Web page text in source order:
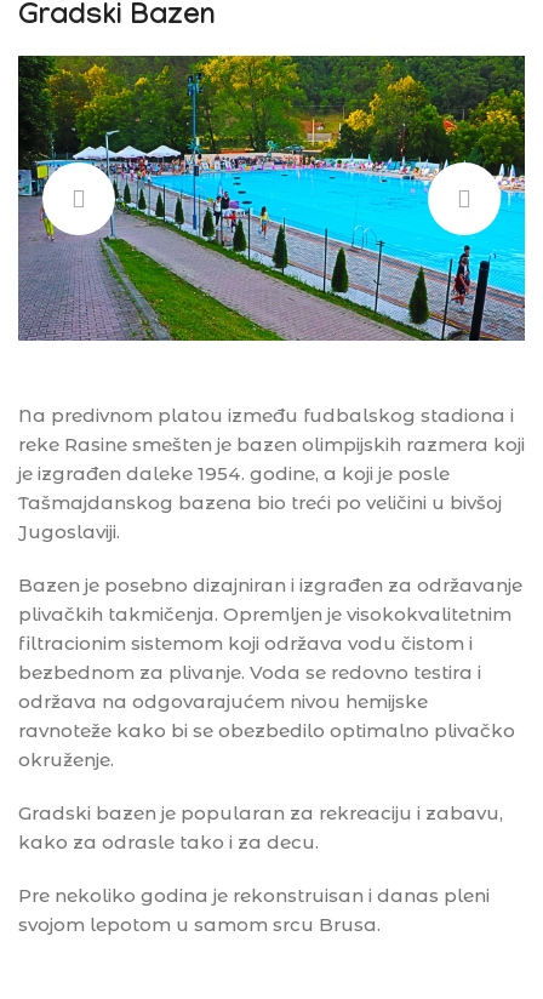
Gradski Bazen
Na predivnom platou između fudbalskog stadiona i
reke Rasine smešten je bazen olimpijskih razmera koji
je izgrađen daleke 1954. godine, a koji je posle
Tašmajdanskog bazena bio treći po veličini u bivšoj
Jugoslaviji.
Bazen je posebno dizajniran i izgrađen za održavanje
plivačkih takmičenja. Opremljen je visokokvalitetnim
filtracionim sistemom koji održava vodu čistom i
bezbednom za plivanje. Voda se redovno testira i
održava na odgovarajućem nivou hemijske
ravnoteže kako bi se obezbedilo optimalno plivačko
okruženje.
Gradski bazen je popularan za rekreaciju i zabavu,
kako za odrasle tako i za decu.
Pre nekoliko godina je rekonstruisan i danas pleni
svojom lepotom u samom srcu Brusa.